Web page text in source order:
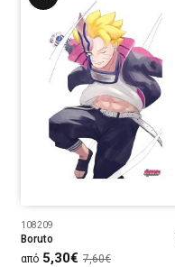
108209
Boruto
από 5,30€ 7,60€